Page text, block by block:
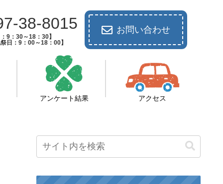
38-8015
9：30～18：30】
日：9：00～18：00】
お問い合わせ
アンケート結果 アクセス